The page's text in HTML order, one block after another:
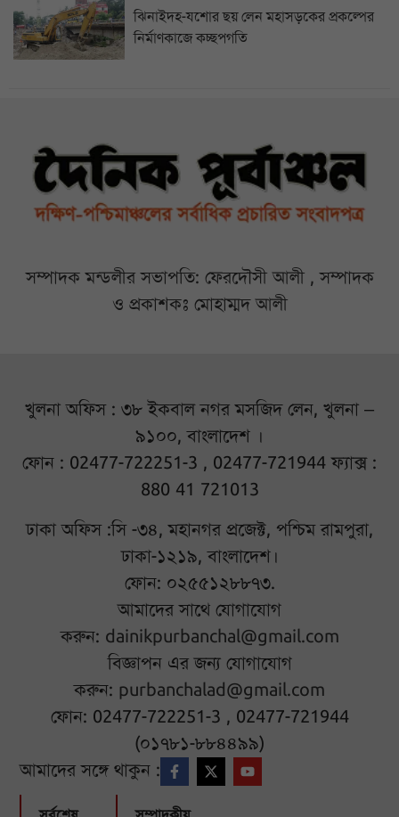
ঝিনাইদহ-যশোর ছয় লেন মহাসড়কের প্রকল্পের
নির্মাণকাজে কচ্ছপগতি
সম্পাদক মন্ডলীর সভাপতি: ফেরদৌসী আলী , সম্পাদক
ও প্রকাশকঃ মোহাম্মদ আলী
খুলনা অফিস : ৩৮ ইকবাল নগর মসজিদ লেন, খুলনা –
৯১০০, বাংলাদেশ ।
ফোন : 02477-722251-3 , 02477-721944 ফ্যাক্স :
880 41 721013
ঢাকা অফিস :সি -৩৪, মহানগর প্রজেক্ট, পশ্চিম রামপুরা,
ঢাকা-১২১৯, বাংলাদেশ।
ফোন: ০২৫৫১২৮৮৭৩.
আমাদের সাথে যোগাযোগ
করুন: dainikpurbanchal@gmail.com
বিজ্ঞাপন এর জন্য যোগাযোগ
করুন: purbanchalad@gmail.com
ফোন: 02477-722251-3 , 02477-721944
(০১৭৮১-৮৮৪৪৯৯)
আমাদের সঙ্গে থাকুন :